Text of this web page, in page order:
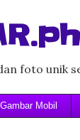
foto unik
Gambar Mobil